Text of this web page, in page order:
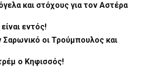
και στόχους για τον Αστέρα
εντός!
Σαρωνικό οι Τρούμπουλος και
ο Κηφισσός!